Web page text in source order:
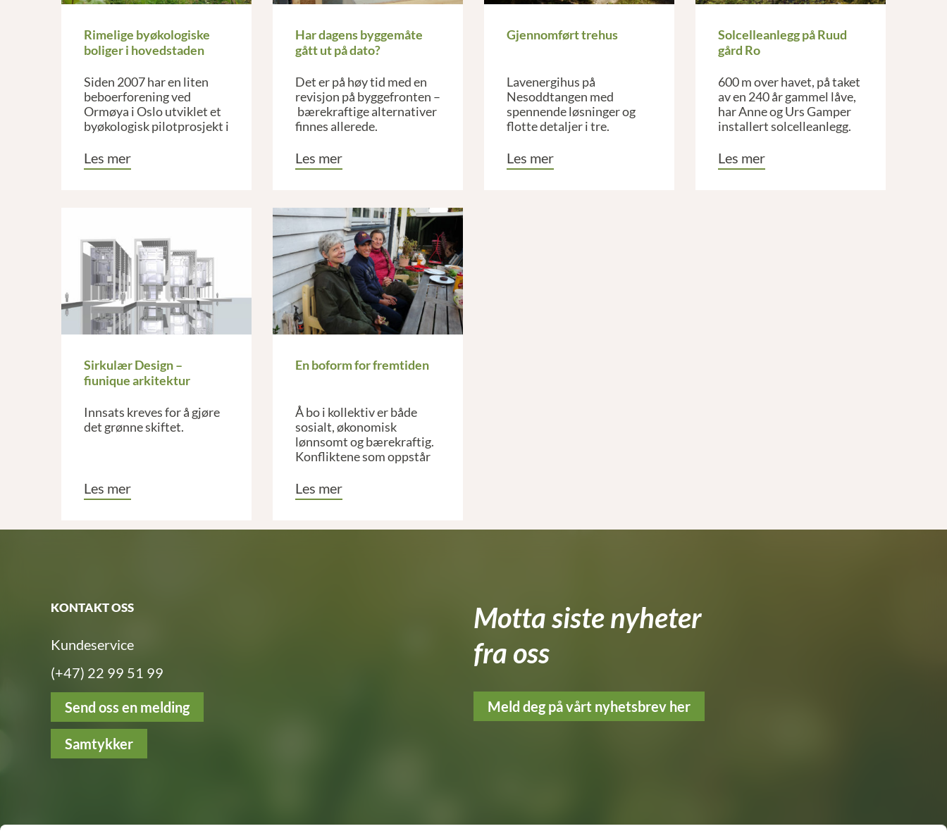
Rimelige byøkologiske
boliger i hovedstaden
Siden 2007 har en liten
beboerforening ved
Ormøya i Oslo utviklet et
byøkologisk pilotprosjekt i
kommune. Foreningen
holder til i en gammel
Les mer
Har dagens byggemåte
gått ut på dato?
Det er på høy tid med en
revisjon på byggefronten –
bærekraftige alternativer
finnes allerede.
Les mer
Gjennomført trehus
Lavenergihus på
Nesoddtangen med
spennende løsninger og
flotte detaljer i tre.
Les mer
Solcelleanlegg på Ruud
gård Ro
600 m over havet, på taket
av en 240 år gammel låve,
har Anne og Urs Gamper
installert solcelleanlegg.
Les mer
Sirkulær Design –
fiunique arkitektur
Innsats kreves for å gjøre
det grønne skiftet.
Les mer
En boform for fremtiden
Å bo i kollektiv er både
sosialt, økonomisk
lønnsomt og bærekraftig.
Konfliktene som oppstår
kjent med oss selv og
hverandre.
Les mer
KONTAKT OSS
Kundeservice
(+47) 22 99 51 99
Send oss en melding
Samtykker
Motta siste nyheter
fra oss
Meld deg på vårt nyhetsbrev her